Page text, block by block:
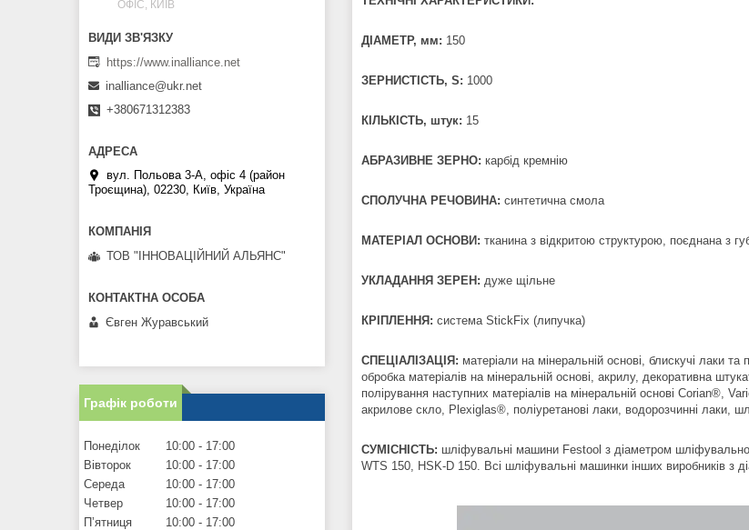
ДІАМЕТР, мм: 150
ЗЕРНИСТІСТЬ, S: 1000
КІЛЬКІСТЬ, штук: 15
АБРАЗИВНЕ ЗЕРНО: карбід кремнію
СПОЛУЧНА РЕЧОВИНА: синтетична смола
МАТЕРІАЛ ОСНОВИ: тканина з відкритою структурою, поєднана з
УКЛАДАННЯ ЗЕРЕН: дуже щільне
КРІПЛЕННЯ: система StickFix (липучка)
СПЕЦІАЛІЗАЦІЯ: матеріали на мінеральній основі, блискучі лаки
обробка матеріалів на мінеральній основі, акрилу, декоративна
полірування наступних матеріалів на мінеральній основі Corian®,
акрилове скло, Plexiglas®, поліуретанові лаки, водорозчинні лаки,
СУМІСНІСТЬ: шліфувальні машини Festool з діаметром
WTS 150, HSK-D 150. Всі шліфувальні машинки інших виробників з
ОФІС, КИЇВ
https://www.inalliance.net
inalliance@ukr.net
+380671312383
вул. Польова 3-А, офіс 4 (район
Троєщина), 02230, Київ, Україна
ТОВ "ІННОВАЦІЙНИЙ АЛЬЯНС"
Євген Журавський
Графік роботи
Понеділок 10:00
17:00
Вівторок
10:00
17:00
Середа
10:00
17:00
Четвер
10:00
17:00
Пʼятниця
10:00
17:00